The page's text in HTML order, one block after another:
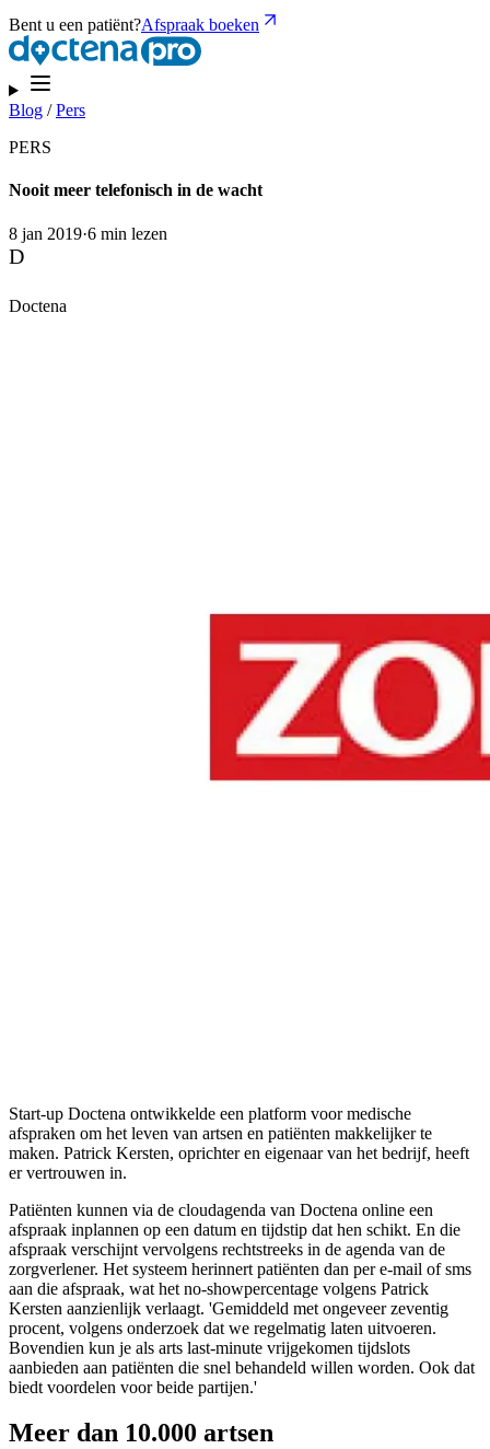
Bent u een patiënt?Afspraak boeken
Blog /Pers
PERS
Nooit meer telefonisch in de wacht
8 jan 2019·6 min lezen
D
Doctena
Start-up Doctena ontwikkelde een platform voor medische
afspraken om het leven van artsen en patiënten makkelijker te
maken. Patrick Kersten, oprichter en eigenaar van het bedrijf, heeft
er vertrouwen in.
Patiënten kunnen via de cloudagenda van Doctena online een
afspraak inplannen op een datum en tijdstip dat hen schikt. En die
afspraak verschijnt vervolgens rechtstreeks in de agenda van de
zorgverlener. Het systeem herinnert patiënten dan per e-mail of sms
aan die afspraak, wat het no-showpercentage volgens Patrick
Kersten aanzienlijk verlaagt. 'Gemiddeld met ongeveer zeventig
procent, volgens onderzoek dat we regelmatig laten uitvoeren.
Bovendien kun je als arts last-minute vrijgekomen tijdslots
aanbieden aan patiënten die snel behandeld willen worden. Ook dat
biedt voordelen voor beide partijen.'
Meer dan 10.000 artsen